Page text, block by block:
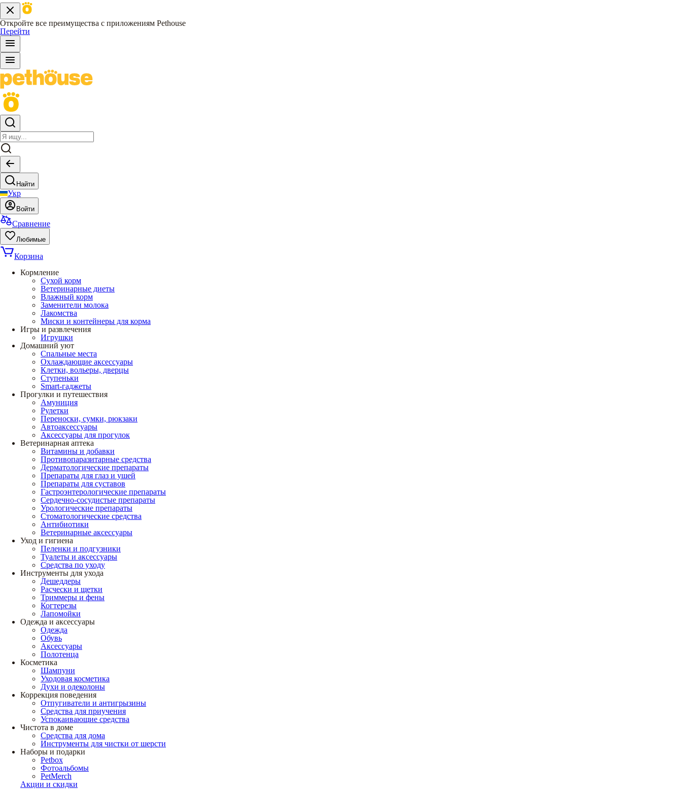
Откройте все преимущества с приложениям Pethouse
Перейти
Найти
Укр
Войти
Сравнение
Любимые
Корзина
Кормление
Сухой корм
Ветеринарные диеты
Влажный корм
Заменители молока
Лакомства
Миски и контейнеры для корма
Игры и развлечения
Игрушки
Домашний уют
Спальные места
Охлаждающие аксессуары
Клетки, вольеры, дверцы
Ступеньки
Smart-гаджеты
Прогулки и путешествия
Амуниция
Рулетки
Переноски, сумки, рюкзаки
Автоаксессуары
Аксессуары для прогулок
Ветеринарная аптека
Витамины и добавки
Противопаразитарные средства
Дерматологические препараты
Препараты для глаз и ушей
Препараты для суставов
Гастроэнтерологические препараты
Сердечно-сосудистые препараты
Урологические препараты
Стоматологические средства
Антибиотики
Ветеринарные аксессуары
Уход и гигиена
Пеленки и подгузники
Туалеты и аксессуары
Средства по уходу
Инструменты для ухода
Дешеддеры
Расчески и щетки
Триммеры и фены
Когтерезы
Лапомойки
Одежда и аксессуары
Одежда
Обувь
Аксессуары
Полотенца
Косметика
Шампуни
Уходовая косметика
Духи и одеколоны
Коррекция поведения
Отпугиватели и антигрызины
Средства для приучения
Успокаивающие средства
Чистота в доме
Средства для дома
Инструменты для чистки от шерсти
Наборы и подарки
Petbox
Фотоальбомы
PetMerch
Акции и скидки